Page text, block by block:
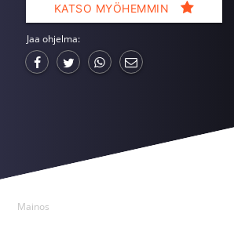
KATSO MYÖHEMMIN
Jaa ohjelma:
Mainos